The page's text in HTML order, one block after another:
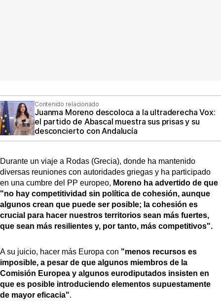
Contenido relacionado
Juanma Moreno descoloca a la ultraderecha Vox:
el partido de Abascal muestra sus prisas y su
desconcierto con Andalucía
Durante un viaje a Rodas (Grecia), donde ha mantenido
diversas reuniones con autoridades griegas y ha participado
en una cumbre del PP europeo, Moreno ha advertido de que
"no hay competitividad sin política de cohesión, aunque
algunos crean que puede ser posible; la cohesión es
crucial para hacer nuestros territorios sean más fuertes,
que sean más resilientes y, por tanto, más competitivos".
A su juicio, hacer más Europa con "menos recursos es
imposible, a pesar de que algunos miembros de la
Comisión Europea y algunos eurodiputados insisten en
que es posible introduciendo elementos supuestamente
de mayor eficacia".